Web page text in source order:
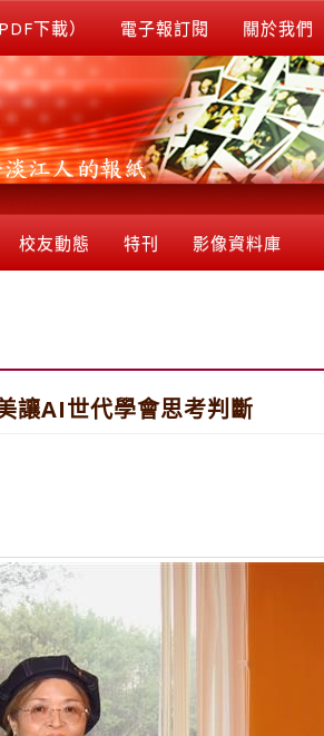
下載） 電子報訂閱 關於我們
校友動態 特刊 影像資料庫
讓AI世代學會思考判斷